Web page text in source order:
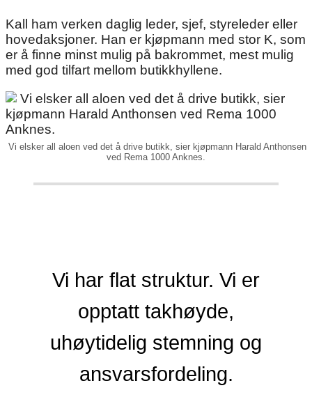
Kall ham verken daglig leder, sjef, styreleder eller
hovedaksjoner. Han er kjøpmann med stor K, som
er å finne minst mulig på bakrommet, mest mulig
med god tilfart mellom butikkhyllene.
Vi elsker all aloen ved det å drive butikk, sier kjøpmann Harald Anthonsen
ved Rema 1000 Anknes.
Vi har flat struktur. Vi er
opptatt takhøyde,
uhøytidelig stemning og
ansvarsfordeling.